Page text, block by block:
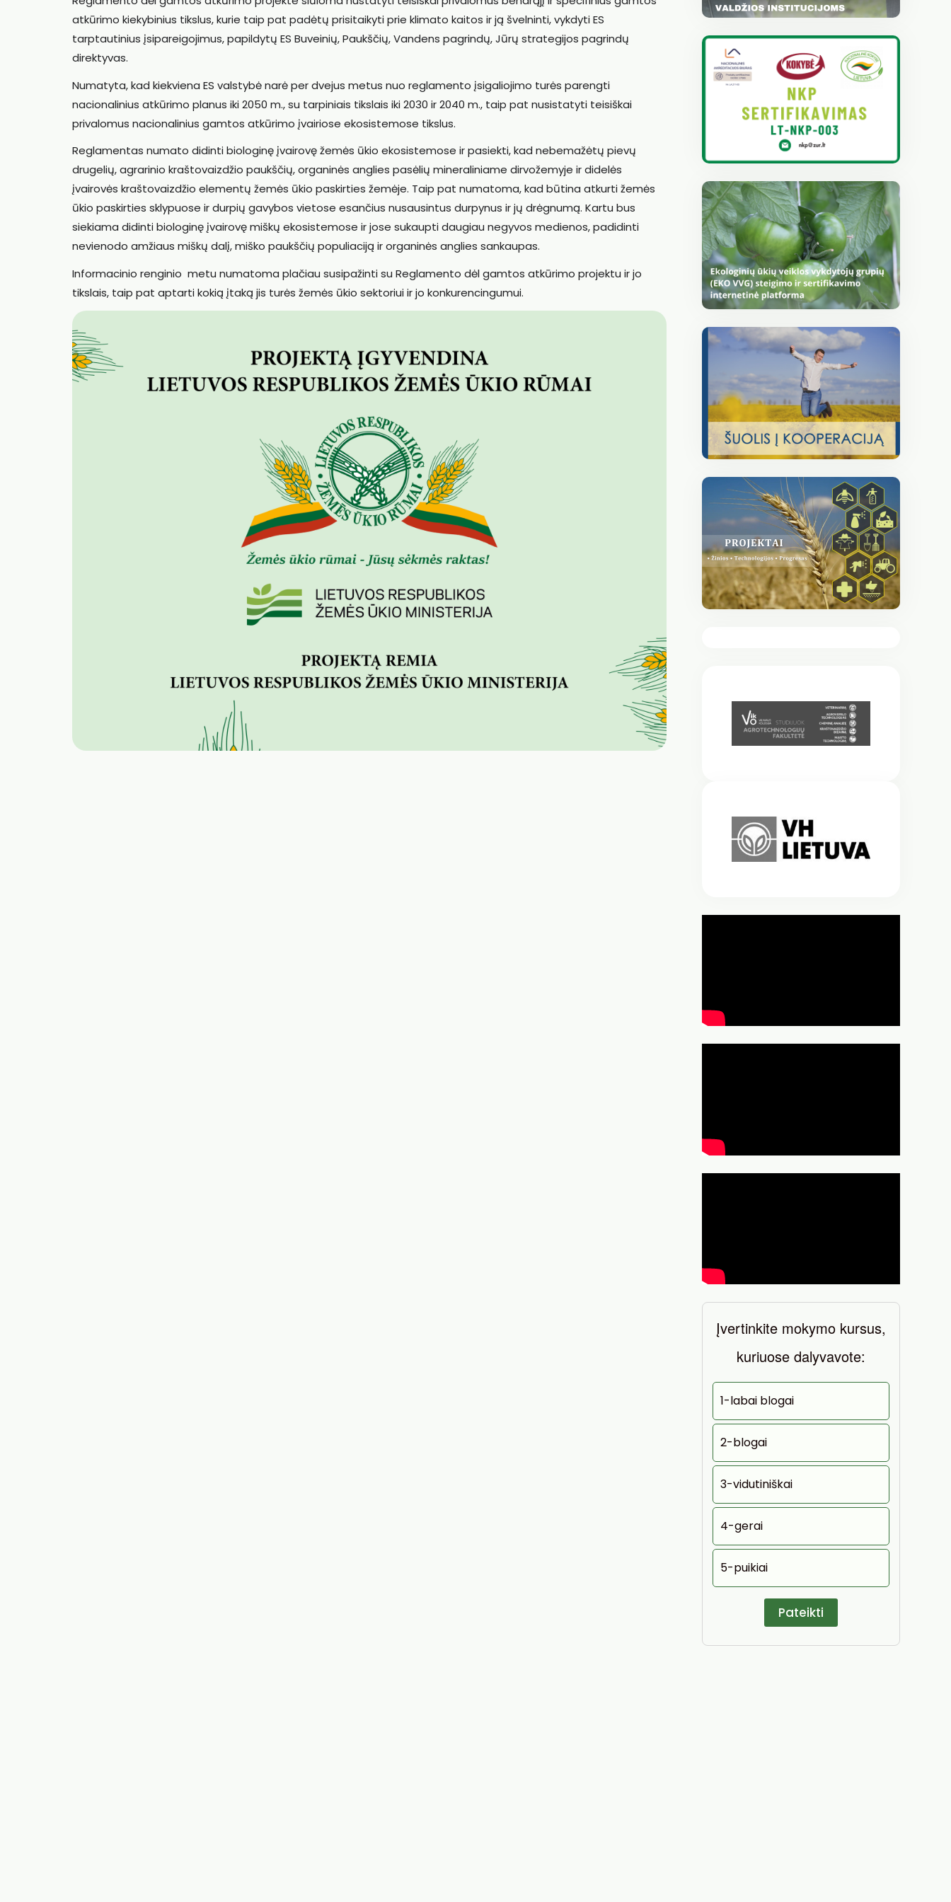
atkūrimo kiekybinius tikslus, kurie taip pat padėtų prisitaikyti prie klimato kaitos ir ją švelninti, vykdyti ES
tarptautinius įsipareigojimus, papildytų ES Buveinių, Paukščių, Vandens pagrindų, Jūrų strategijos pagrindų
direktyvas.
Numatyta, kad kiekviena ES valstybė narė per dvejus metus nuo reglamento įsigaliojimo turės parengti
nacionalinius atkūrimo planus iki 2050 m., su tarpiniais tikslais iki 2030 ir 2040 m., taip pat nusistatyti teisiškai
privalomus nacionalinius gamtos atkūrimo įvairiose ekosistemose tikslus.
Reglamentas numato didinti biologinę įvairovę žemės ūkio ekosistemose ir pasiekti, kad nebemažėtų pievų
drugelių, agrarinio kraštovaizdžio paukščių, organinės anglies pasėlių mineraliniame dirvožemyje ir didelės
įvairovės kraštovaizdžio elementų žemės ūkio paskirties žemėje. Taip pat numatoma, kad būtina atkurti žemės
ūkio paskirties sklypuose ir durpių gavybos vietose esančius nusausintus durpynus ir jų drėgnumą. Kartu bus
siekiama didinti biologinę įvairovę miškų ekosistemose ir jose sukaupti daugiau negyvos medienos, padidinti
nevienodo amžiaus miškų dalį, miško paukščių populiaciją ir organinės anglies sankaupas.
Informacinio renginio metu numatoma plačiau susipažinti su Reglamento dėl gamtos atkūrimo projektu ir jo
tikslais, taip pat aptarti kokią įtaką jis turės žemės ūkio sektoriui ir jo konkurencingumui.
Įvertinkite mokymo kursus,
kuriuose dalyvavote:
1-labai blogai
2-blogai
3-vidutiniškai
4-gerai
5-puikiai